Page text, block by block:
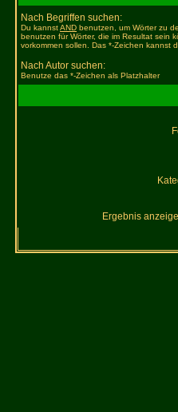
Nach Begriffen suchen:
Du kannstAND benutzen, um Wörter zu
benutzen für Wörter, die im Resultat sein
vorkommen sollen. Das *-Zeichen kannst
Nach Autor suchen:
Benutze das *-Zeichen als Platzhalter
Ergebnis